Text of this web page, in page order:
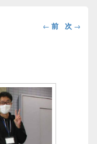
投
ー
シ
← 前 次 →